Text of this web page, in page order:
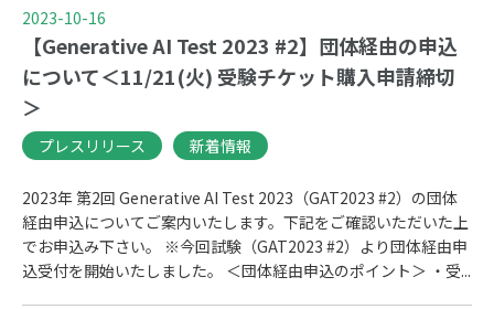
2023-10-16
【Generative AI Test 2023 #2】団体経由の申込
について＜11/21(火) 受験チケット購入申請締切
＞
プレスリリース 新着情報
2023年 第2回 Generative AI Test 2023（GAT2023 #2）の団体
経由申込についてご案内いたします。下記をご確認いただいた上
でお申込み下さい。 ※今回試験（GAT2023 #2）より団体経由申
込受付を開始いたしました。 ＜団体経由申込のポイント＞ ・受...